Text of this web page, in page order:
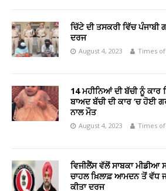
ਚਿੱਟੇ ਦੀ ਤਸਕਰੀ ਵਿੱਚ ਪੰਜਾਬੀ
ਦਰਜ
August 4, 2023 Times of
14 ਮਹੀਨਿਆਂ ਦੀ ਬੱਚੀ ਨੂੰ
ਬਾਅਦ ਬੱਚੀ ਦੀ ਕਾਰ ‘ਚ ਹੋਈ
ਨਾਲ ਮੌਤ
August 4, 2023 Times of
ਵਿਜੀਲੈਂਸ ਵੱਲੋਂ ਸਾਬਕਾ
ਚਾਹਲ ਖ਼ਿਲਾਫ਼ ਆਮਦਨ ਤੋਂ ਵੱਧ
ਕੀਤਾ ਦਰਜ